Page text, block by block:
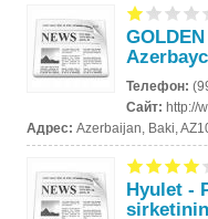
Телефон:
Сайт:http://
Адрес:Azerbaijan, Baki,
Hyulet -